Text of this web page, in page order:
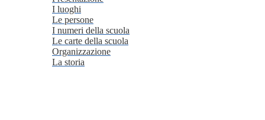
I luoghi
Le persone
I numeri della scuola
Le carte della scuola
Organizzazione
La storia